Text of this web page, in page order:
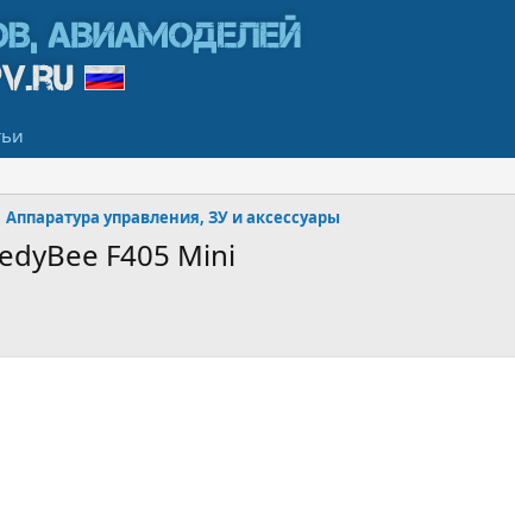
Аппаратура управления, ЗУ и аксессуары
F405 Mini